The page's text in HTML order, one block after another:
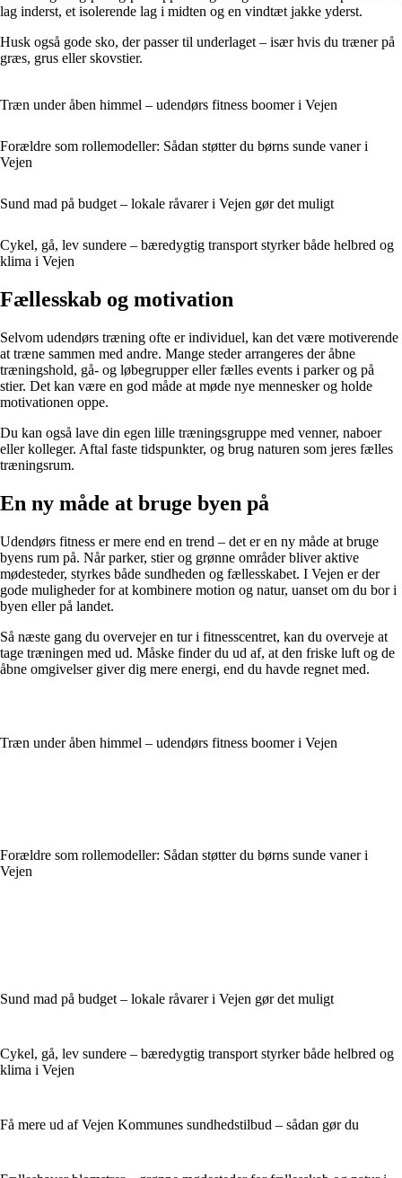
lag inderst, et isolerende lag i midten og en vindtæt jakke yderst.
Husk også gode sko, der passer til underlaget – især hvis du træner på
græs, grus eller skovstier.
Træn under åben himmel – udendørs fitness boomer i Vejen
Forældre som rollemodeller: Sådan støtter du børns sunde vaner i
Vejen
Sund mad på budget – lokale råvarer i Vejen gør det muligt
Cykel, gå, lev sundere – bæredygtig transport styrker både helbred og
klima i Vejen
Fællesskab og motivation
Selvom udendørs træning ofte er individuel, kan det være motiverende
at træne sammen med andre. Mange steder arrangeres der åbne
træningshold, gå- og løbegrupper eller fælles events i parker og på
stier. Det kan være en god måde at møde nye mennesker og holde
motivationen oppe.
Du kan også lave din egen lille træningsgruppe med venner, naboer
eller kolleger. Aftal faste tidspunkter, og brug naturen som jeres fælles
træningsrum.
En ny måde at bruge byen på
Udendørs fitness er mere end en trend – det er en ny måde at bruge
byens rum på. Når parker, stier og grønne områder bliver aktive
mødesteder, styrkes både sundheden og fællesskabet. I Vejen er der
gode muligheder for at kombinere motion og natur, uanset om du bor i
byen eller på landet.
Så næste gang du overvejer en tur i fitnesscentret, kan du overveje at
tage træningen med ud. Måske finder du ud af, at den friske luft og de
åbne omgivelser giver dig mere energi, end du havde regnet med.
Træn under åben himmel – udendørs fitness boomer i Vejen
Forældre som rollemodeller: Sådan støtter du børns sunde vaner i
Vejen
Sund mad på budget – lokale råvarer i Vejen gør det muligt
Cykel, gå, lev sundere – bæredygtig transport styrker både helbred og
klima i Vejen
Få mere ud af Vejen Kommunes sundhedstilbud – sådan gør du